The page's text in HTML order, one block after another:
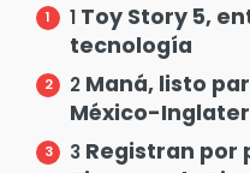
1 Toy Story 5,
tecnología
2 Maná, listo
México-
3 Registran por